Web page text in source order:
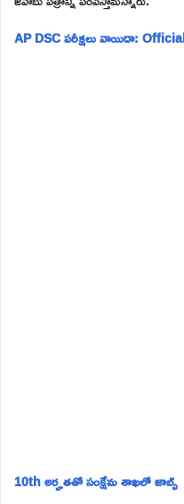
AP DSC పరీక్షలు వాయిదా:
10th అర్హతతో సంక్షేమ శాఖలో జాబ్స్